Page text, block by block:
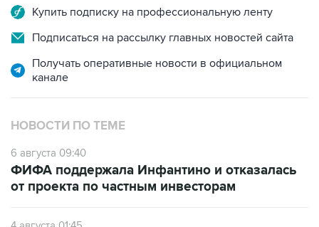
Купить подписку на профессиональную ленту
Подписаться на рассылку главных новостей сайта
Получать оперативные новости в официальном
канале
НОВОСТИ ПО ТЕМЕ
6 августа 09:40
ФИФА поддержала Инфантино и отказалась
от проекта по частным инвесторам